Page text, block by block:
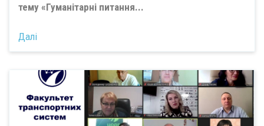
тему «Гуманітарні питання...
Далі